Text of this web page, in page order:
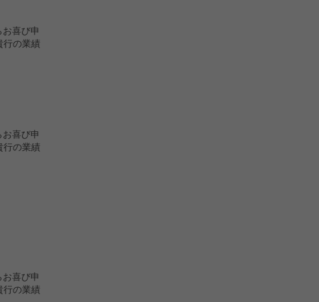
喜び申
行の業績
喜び申
行の業績
喜び申
行の業績